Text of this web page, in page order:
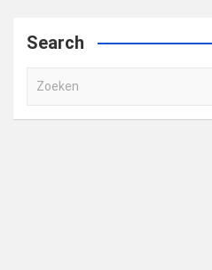
Search
e